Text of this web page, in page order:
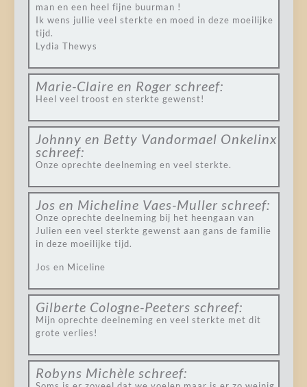
man en een heel fijne buurman !
Ik wens jullie veel sterkte en moed in deze moeilijke
tijd.
Lydia Thewys
Marie-Claire en Roger schreef:
Heel veel troost en sterkte gewenst!
Johnny en Betty Vandormael Onkelinx
schreef:
Onze oprechte deelneming en veel sterkte.
Jos en Micheline Vaes-Muller schreef:
Onze oprechte deelneming bij het heengaan van
Julien een veel sterkte gewenst aan gans de familie
in deze moeilijke tijd.
Jos en Miceline
Gilberte Cologne-Peeters schreef:
Mijn oprechte deelneming en veel sterkte met dit
grote verlies!
Robyns Michèle schreef: